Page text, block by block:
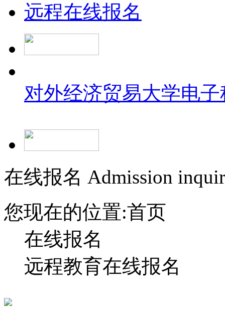
远程在线报名
对外经济贸易大学电
在线报名 Admission
您现在的位置:首页
在线报名
远程教育在线报名